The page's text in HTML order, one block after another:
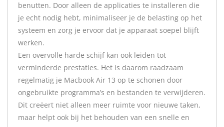
benutten. Door alleen de applicaties te installeren die
je echt nodig hebt, minimaliseer je de belasting op het
systeem en zorg je ervoor dat je apparaat soepel blijft
werken.
Een overvolle harde schijf kan ook leiden tot
verminderde prestaties. Het is daarom raadzaam
regelmatig je Macbook Air 13 op te schonen door
ongebruikte programma’s en bestanden te verwijderen.
Dit creëert niet alleen meer ruimte voor nieuwe taken,
maar helpt ook bij het behouden van een snelle en